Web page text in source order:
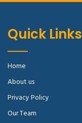
Quick Links
Home
About us
Privacy Policy
Our Team